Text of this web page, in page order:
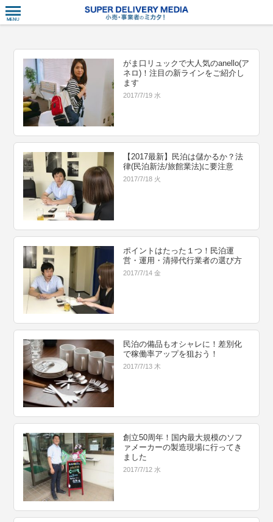
がま口リュックで大人気のanello(ア
ネロ)！注目の新ラインをご紹介し
ます
2017/7/19 水
【2017最新】民泊は儲かるか？法
律(民泊新法/旅館業法)に要注意
2017/7/18 火
ポイントはたった１つ！民泊運
営・運用・清掃代行業者の選び方
2017/7/14 金
民泊の備品もオシャレに！差別化
で稼働率アップを狙おう！
2017/7/13 木
創立50周年！国内最大規模のソフ
ァメーカーの製造現場に行ってき
ました
2017/7/12 水